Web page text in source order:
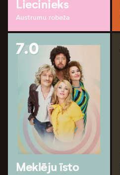
Liecinieks
Austrumu robeža
7.0
Meklēju īsto